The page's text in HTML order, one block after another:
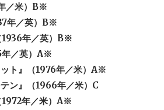
／米）B※
年／英）B※
1936年／英）B※
年／英）A※
ト』（1976年／米）A※
ン』（1966年／米）C
1972年／米）A※